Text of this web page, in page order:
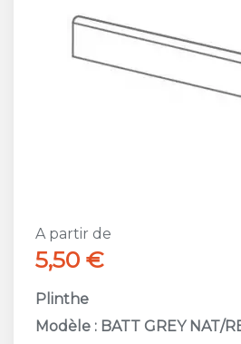
A partir de
5,50 €
Plinthe
Modèle : BATT GREY NAT/